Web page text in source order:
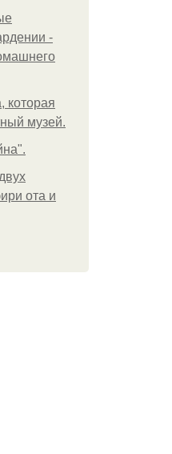
-
которая
музей.
ота и